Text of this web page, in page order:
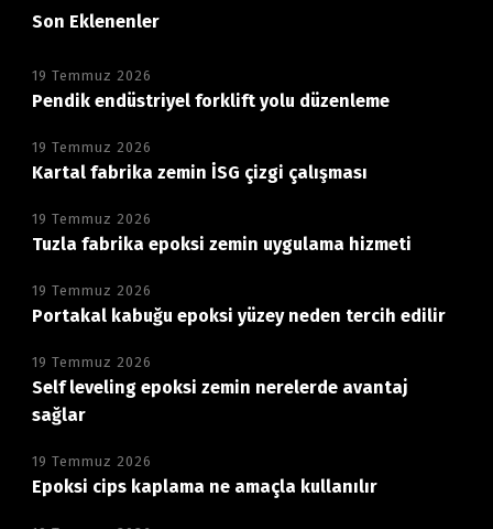
Son Eklenenler
19 Temmuz 2026
Pendik endüstriyel forklift yolu düzenleme
19 Temmuz 2026
Kartal fabrika zemin İSG çizgi çalışması
19 Temmuz 2026
Tuzla fabrika epoksi zemin uygulama hizmeti
19 Temmuz 2026
Portakal kabuğu epoksi yüzey neden tercih edilir
19 Temmuz 2026
Self leveling epoksi zemin nerelerde avantaj
sağlar
19 Temmuz 2026
Epoksi cips kaplama ne amaçla kullanılır